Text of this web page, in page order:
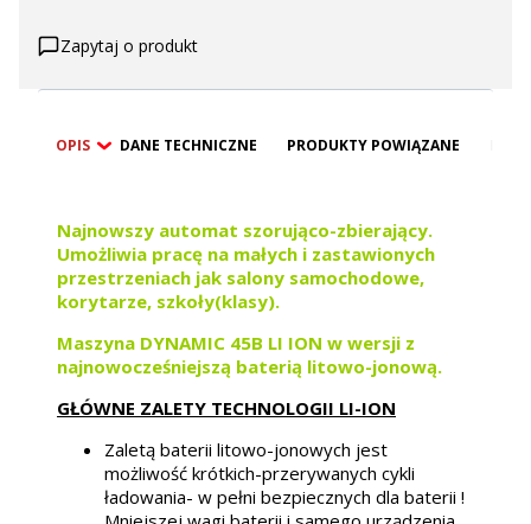
Zapytaj o produkt
OPIS DANE TECHNICZNE PRODUKTY POWIĄZANE
Najnowszy automat szorująco-zbierający.
Umożliwia pracę na małych i zastawionych
przestrzeniach jak salony samochodowe,
korytarze, szkoły(klasy).
Maszyna DYNAMIC 45B LI ION w wersji z
najnowocześniejszą baterią litowo-jonową.
GŁÓWNE ZALETY TECHNOLOGII LI-ION
Zaletą baterii litowo-jonowych jest
możliwość krótkich-przerywanych cykli
ładowania- w pełni bezpiecznych dla baterii !